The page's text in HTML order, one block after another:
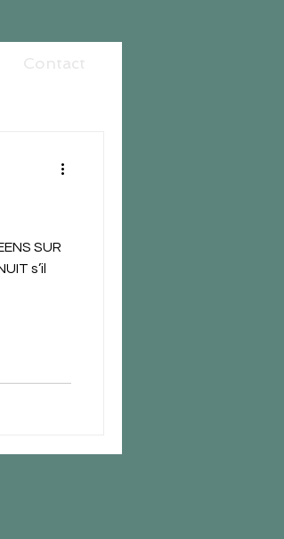
Contact
SUR
s’il